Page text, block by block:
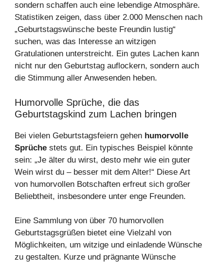
sondern schaffen auch eine lebendige Atmosphäre.
Statistiken zeigen, dass über 2.000 Menschen nach
„Geburtstagswünsche beste Freundin lustig“
suchen, was das Interesse an witzigen
Gratulationen unterstreicht. Ein gutes Lachen kann
nicht nur den Geburtstag auflockern, sondern auch
die Stimmung aller Anwesenden heben.
Humorvolle Sprüche, die das
Geburtstagskind zum Lachen bringen
Bei vielen Geburtstagsfeiern gehen humorvolle
Sprüche stets gut. Ein typisches Beispiel könnte
sein: „Je älter du wirst, desto mehr wie ein guter
Wein wirst du – besser mit dem Alter!“ Diese Art
von humorvollen Botschaften erfreut sich großer
Beliebtheit, insbesondere unter enge Freunden.
Eine Sammlung von über 70 humorvollen
Geburtstagsgrüßen bietet eine Vielzahl von
Möglichkeiten, um witzige und einladende Wünsche
zu gestalten. Kurze und prägnante Wünsche